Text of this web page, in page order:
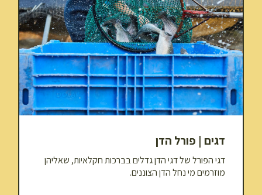
דגים | פורל הדן
דגי הפורל של דגי הדן גדלים בברכות חקלאיות, שאליהן
מוזרמים מי נחל הדן הצוננים.